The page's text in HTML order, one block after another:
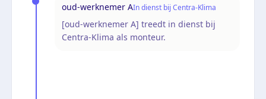
oud-werknemer AIn dienst bij Centra-Klima
[oud-werknemer A] treedt in dienst bij
Centra-Klima als monteur.